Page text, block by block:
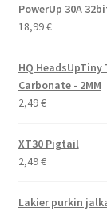
PowerUp 30A
18,99€
HQ HeadsUpTiny
Carbonate - 2MM
2,49€
XT30 Pigtail
2,49€
Lakier purkin